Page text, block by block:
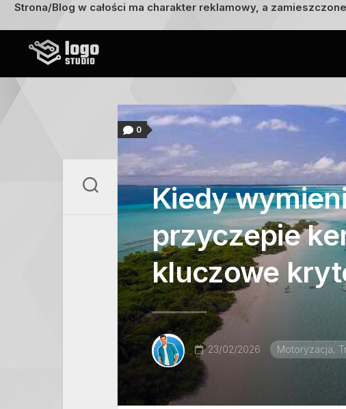
Strona/Blog w całości ma charakter reklamowy, a
0
Kiedy
przyczepie
kluczowe
23/02/2026 Motoryzacja,